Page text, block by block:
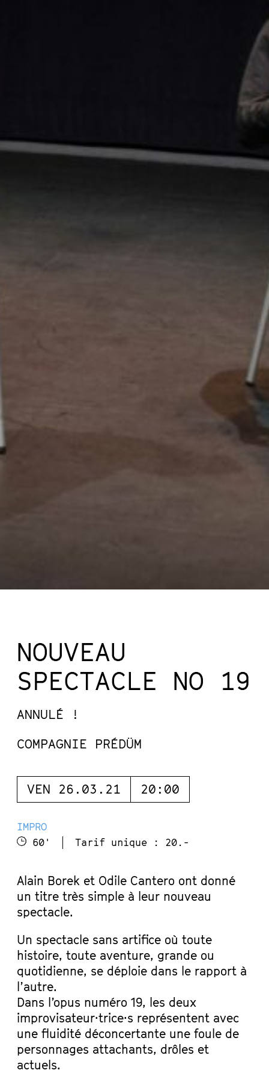
NOUVEAU
SPECTACLE NO 19
ANNULÉ !
COMPAGNIE PRÉDÜM
VEN 26.03.21 20:00
IMPRO
60'
Tarif unique : 20.-
Alain Borek et Odile Cantero ont donné
un titre très simple à leur nouveau
spectacle.
Un spectacle sans artifice où toute
histoire, toute aventure, grande ou
quotidienne, se déploie dans le rapport à
l’autre.
Dans l’opus numéro 19, les deux
improvisateur·trice·s représentent avec
une fluidité déconcertante une foule de
personnages attachants, drôles et
actuels.